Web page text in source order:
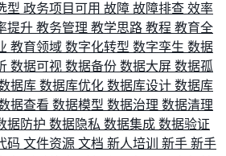
型 政务项目可用 故障 故障排查 效率
提升 教务管理 教学思路 教程 教育全
教育领域 数字化转型 数字孪生 数据
数据可视 数据备份 数据大屏 数据孤
据库 数据库优化 数据库设计 数据库
据查看 数据模型 数据治理 数据清理
据防护 数据隐私 数据集成 数据验证
码 文件资源 文档 新人培训 新手 新手